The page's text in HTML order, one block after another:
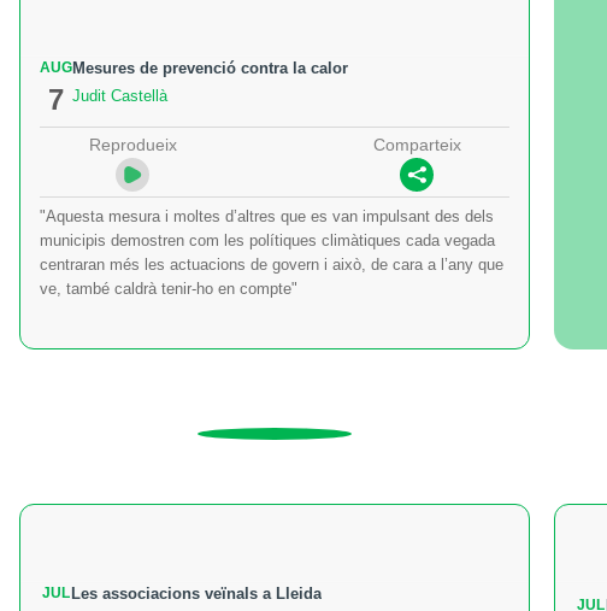
AUG
7
Mesures de prevenció contra la calor
Judit Castellà
Reprodueix Comparteix
"Aquesta mesura i moltes d’altres que es van impulsant des dels
municipis demostren com les polítiques climàtiques cada vegada
centraran més les actuacions de govern i això, de cara a l’any que
ve, també caldrà tenir-ho en compte"
JUL Les associacions veïnals a Lleida
JUL